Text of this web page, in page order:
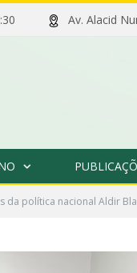
11:30 Av. Alacid
da política nacional Aldir